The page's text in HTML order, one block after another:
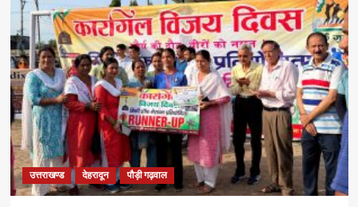
उत्तराखण्ड देहरादून पौड़ी गढ़वाल